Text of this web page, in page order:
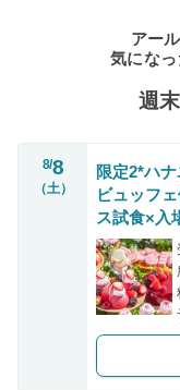
アー
気になっ
週
8/8
（土）
限定2*ハ
ビュッフ
ス試食×入